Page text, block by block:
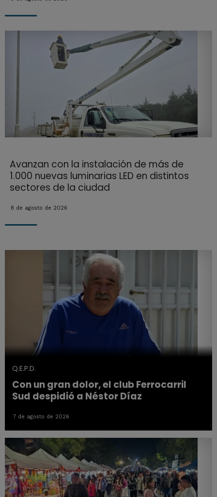
Avanzan con la instalación de más de
1.000 nuevas luminarias LED en distintos
sectores de la ciudad
8 de agosto de 2026
Q.E.P.D.
Con un gran dolor, el club Ferrocarril
Sud despidió a Néstor Díaz
7 de agosto de 2026